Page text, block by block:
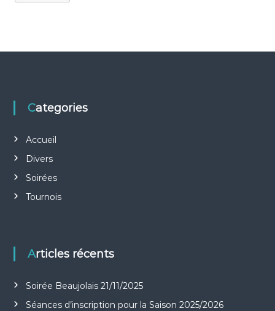
Categories
Accueil
Divers
Soirées
Tournois
Articles récents
Soirée Beaujolais 21/11/2025
Séances d’inscription pour la Saison 2025/2026